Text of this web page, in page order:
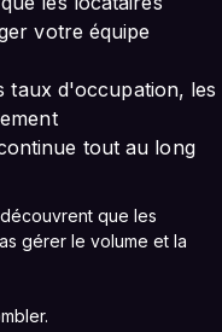
votre équipe
taux d'occupation, les
tout au long
que les
gérer le volume et la